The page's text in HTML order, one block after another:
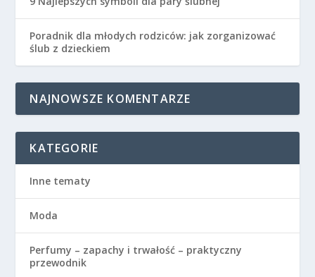
Poradnik dla młodych rodziców: jak zorganizować
ślub z dzieckiem
NAJNOWSZE KOMENTARZE
KATEGORIE
Inne tematy
Moda
Perfumy – zapachy i trwałość – praktyczny
przewodnik